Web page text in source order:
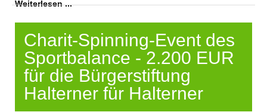
Weiterlesen ...
Charit-Spinning-Event des
Sportbalance - 2.200 EUR
für die Bürgerstiftung
Halterner für Halterner